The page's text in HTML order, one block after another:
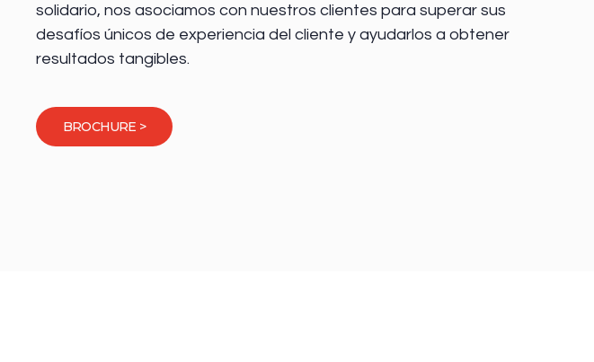
solidario, nos asociamos con nuestros clientes para superar sus
desafíos únicos de experiencia del cliente y ayudarlos a obtener
resultados tangibles.
BROCHURE >